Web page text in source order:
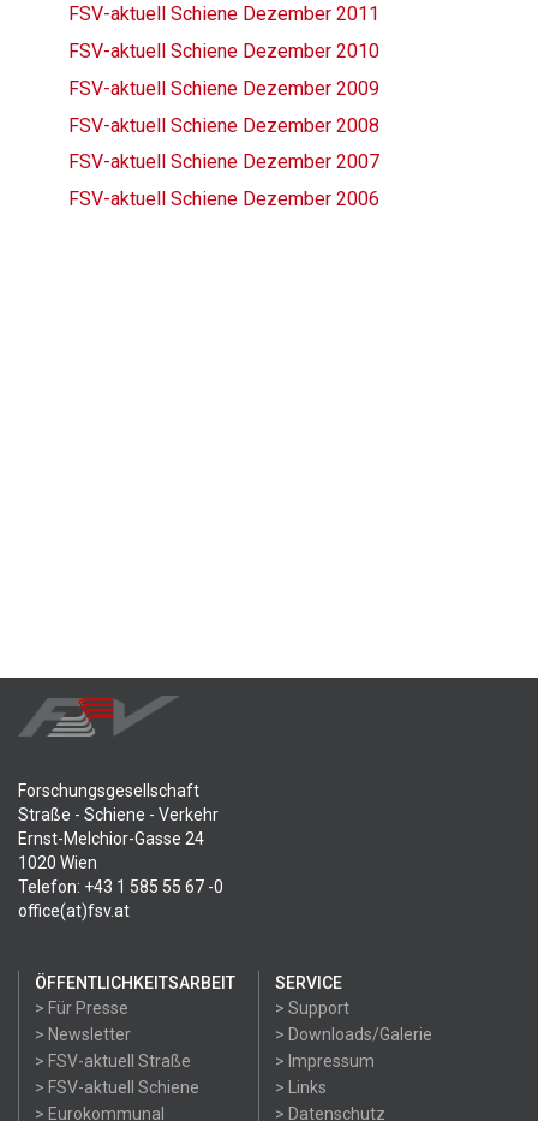
FSV-aktuell Schiene Dezember 2011
FSV-aktuell Schiene Dezember 2010
FSV-aktuell Schiene Dezember 2009
FSV-aktuell Schiene Dezember 2008
FSV-aktuell Schiene Dezember 2007
FSV-aktuell Schiene Dezember 2006
Forschungsgesellschaft
Straße - Schiene - Verkehr
Ernst-Melchior-Gasse 24
1020 Wien
Telefon: +43 1 585 55 67 -0
office(at)fsv.at
ÖFFENTLICHKEITSARBEIT
> Für Presse
> Newsletter
> FSV-aktuell Straße
> FSV-aktuell Schiene
> Eurokommunal
SERVICE
> Support
> Downloads/Galerie
> Impressum
> Links
> Datenschutz